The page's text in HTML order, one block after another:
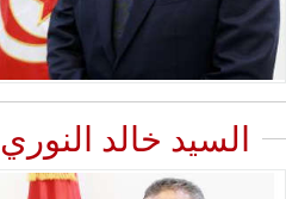
السيد خالد النوري